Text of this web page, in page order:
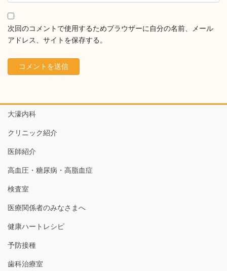
次回のコメントで使用するためブラウザーに自分の名前、メール
アドレス、サイトを保存する。
大濠内科
クリニック紹介
医師紹介
高血圧・糖尿病・高脂血症
検査室
医療関係者のみなさまへ
健康ハートレシピ
予防接種
歯科治療室